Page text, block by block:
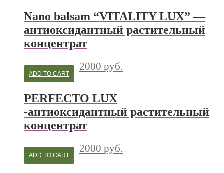
Nano balsam “VITALITY LUX” —
антиоксидантный растительный
концентрат
2000 руб.
ADD TO CART
PERFECTO LUX
-антиоксидантный растительный
концентрат
2000 руб.
ADD TO CART